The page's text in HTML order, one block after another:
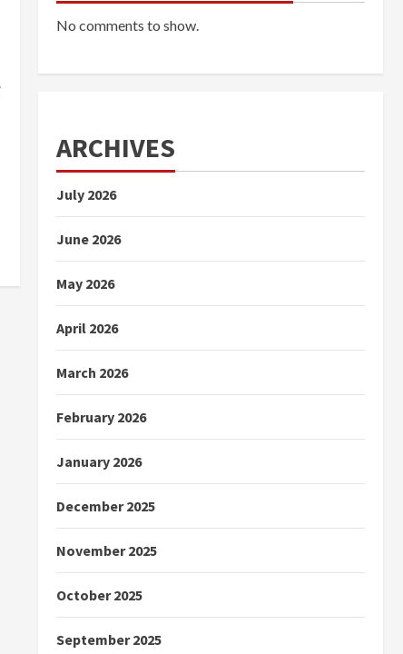
No comments to show.
ARCHIVES
July 2026
June 2026
May 2026
April 2026
March 2026
February 2026
January 2026
December 2025
November 2025
October 2025
September 2025